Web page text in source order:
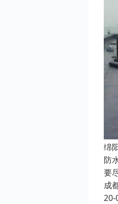
绵
防
要
成
20-